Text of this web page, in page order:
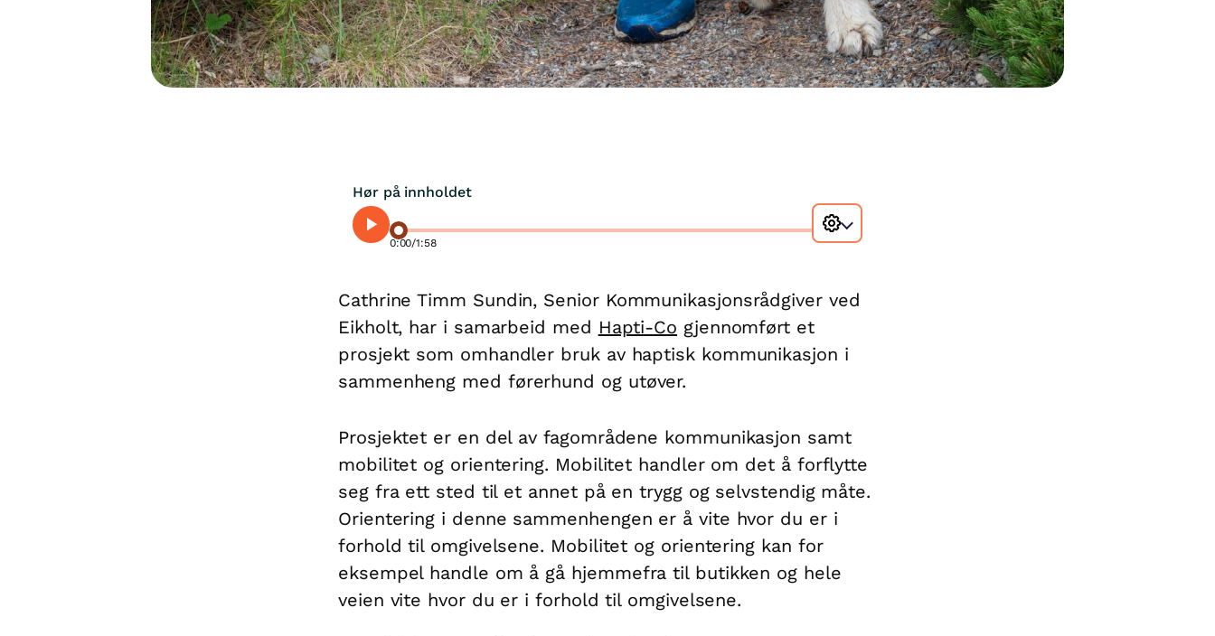
Hør på innholdet
0:00/1:58
Cathrine Timm Sundin, Senior Kommunikasjonsrådgiver ved
Eikholt, har i samarbeid med Hapti-Co gjennomført et
prosjekt som omhandler bruk av haptisk kommunikasjon i
sammenheng med førerhund og utøver.
Prosjektet er en del av fagområdene kommunikasjon samt
mobilitet og orientering. Mobilitet handler om det å forflytte
seg fra ett sted til et annet på en trygg og selvstendig måte.
Orientering i denne sammenhengen er å vite hvor du er i
forhold til omgivelsene. Mobilitet og orientering kan for
eksempel handle om å gå hjemmefra til butikken og hele
veien vite hvor du er i forhold til omgivelsene.